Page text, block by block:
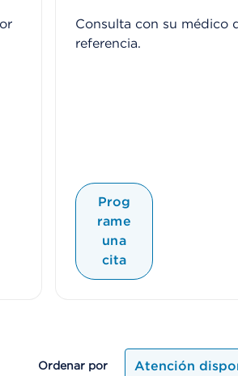
Consulta con su médico
referencia.
Prog
rame
una
cita
Ordenar por
Atención